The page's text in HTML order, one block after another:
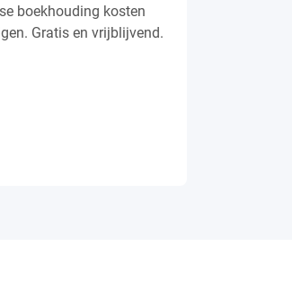
boekhouding kosten
Gratis en vrijblijvend.